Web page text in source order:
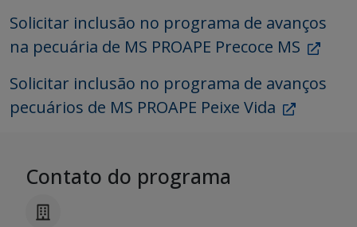
Solicitar inclusão no programa de avanços
na pecuária de MS PROAPE Precoce MS
Solicitar inclusão no programa de avanços
pecuários de MS PROAPE Peixe Vida
Contato do programa